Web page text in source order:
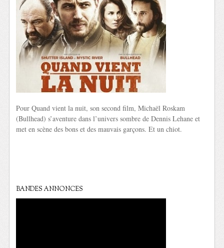
Pour Quand vient la nuit, son second film, Michaël Roskam
(Bullhead) s’aventure dans l’univers sombre de Dennis Lehane et
met en scène des bons et des mauvais garçons. Et un chiot.
BANDES ANNONCES